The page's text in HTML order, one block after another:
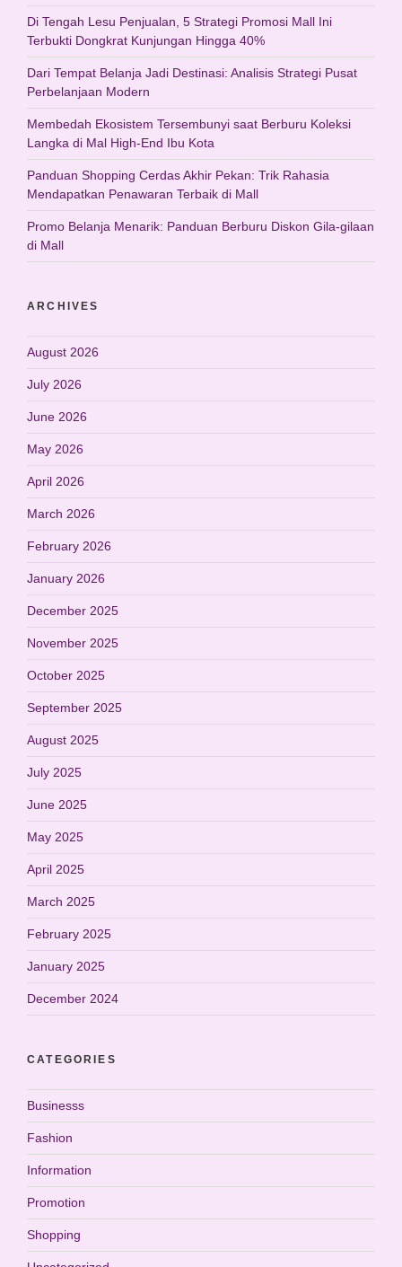
Di Tengah Lesu Penjualan, 5 Strategi Promosi Mall Ini
Terbukti Dongkrat Kunjungan Hingga 40%
Dari Tempat Belanja Jadi Destinasi: Analisis Strategi Pusat
Perbelanjaan Modern
Membedah Ekosistem Tersembunyi saat Berburu Koleksi
Langka di Mal High-End Ibu Kota
Panduan Shopping Cerdas Akhir Pekan: Trik Rahasia
Mendapatkan Penawaran Terbaik di Mall
Promo Belanja Menarik: Panduan Berburu Diskon Gila-gilaan
di Mall
ARCHIVES
August 2026
July 2026
June 2026
May 2026
April 2026
March 2026
February 2026
January 2026
December 2025
November 2025
October 2025
September 2025
August 2025
July 2025
June 2025
May 2025
April 2025
March 2025
February 2025
January 2025
December 2024
CATEGORIES
Businesss
Fashion
Information
Promotion
Shopping